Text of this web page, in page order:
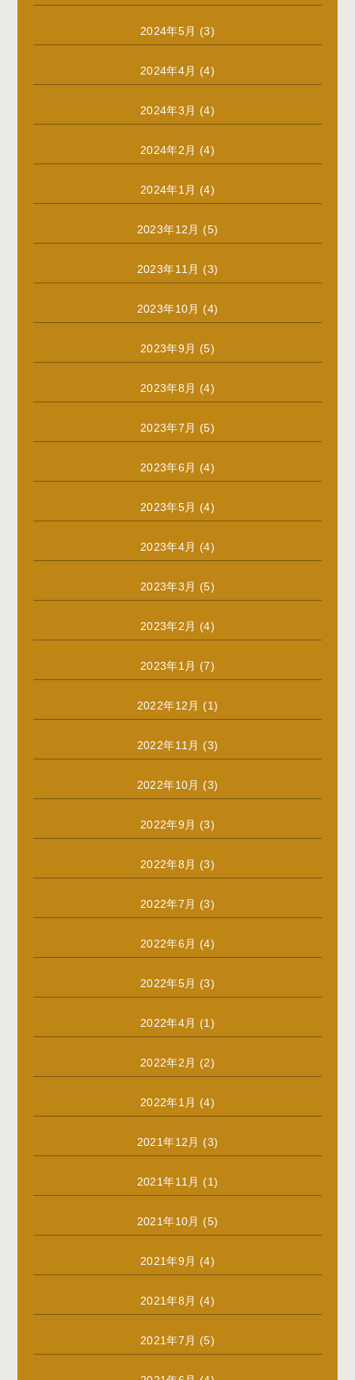
2024年5月 (3)
2024年4月 (4)
2024年3月 (4)
2024年2月 (4)
2024年1月 (4)
2023年12月 (5)
2023年11月 (3)
2023年10月 (4)
2023年9月 (5)
2023年8月 (4)
2023年7月 (5)
2023年6月 (4)
2023年5月 (4)
2023年4月 (4)
2023年3月 (5)
2023年2月 (4)
2023年1月 (7)
2022年12月 (1)
2022年11月 (3)
2022年10月 (3)
2022年9月 (3)
2022年8月 (3)
2022年7月 (3)
2022年6月 (4)
2022年5月 (3)
2022年4月 (1)
2022年2月 (2)
2022年1月 (4)
2021年12月 (3)
2021年11月 (1)
2021年10月 (5)
2021年9月 (4)
2021年8月 (4)
2021年7月 (5)